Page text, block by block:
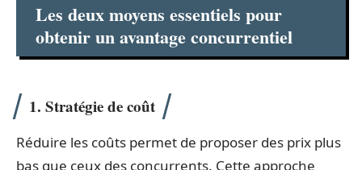
Les deux moyens essentiels pour
obtenir un avantage concurrentiel
1. Stratégie de coût
Réduire les coûts permet de proposer des prix plus
bas que ceux des concurrents. Cette approche